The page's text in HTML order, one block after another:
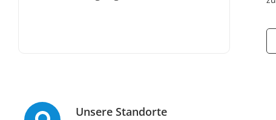
Unsere Standorte